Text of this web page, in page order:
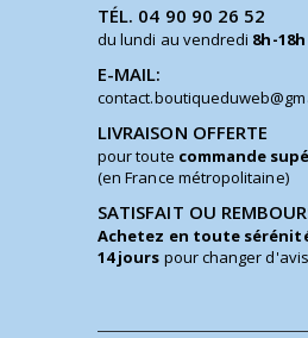
TÉL. 04 90 90 26 52
du lundi au vendredi 8h-18h
E-MAIL:
LIVRAISON OFFERTE
pour toute commande
(en France métropolitaine)
SATISFAIT OU
Achetez en toute
14 jours pour changer